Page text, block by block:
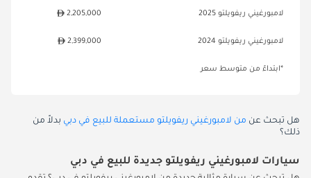
لامبورغيني ريفويلتو 2025 2,205,000
لامبورغيني ريفويلتو 2024 2,399,000
*ابتداءً من متوسط سعر
هل تبحث عن من لامبورغيني ريفويلتو مستعملة للبيع في دبي بدلاً من
ذلك؟
سيارات لامبورغيني ريفويلتو جديدة للبيع في دبي